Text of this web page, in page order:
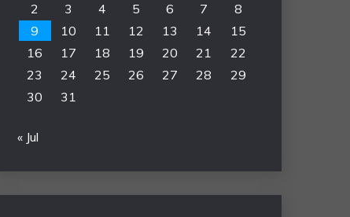
2
3 4 5 6 7
8
9
10 11 12 13 14
15
16
17 18 19 20 21
22
23
24 25 26 27 28
29
30
31
« Jul